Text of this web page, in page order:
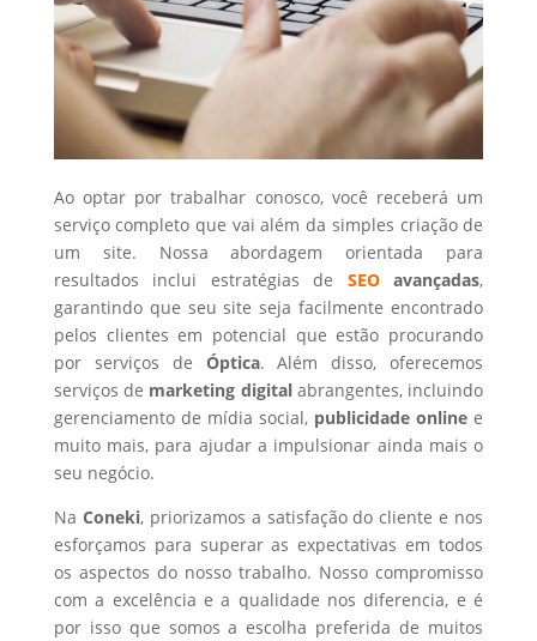
Ao optar por trabalhar conosco, você receberá um
serviço completo que vai além da simples criação de
um site. Nossa abordagem orientada para
resultados inclui estratégias de SEOavançadas,
garantindo que seu site seja facilmente encontrado
pelos clientes em potencial que estão procurando
por serviços de Óptica. Além disso, oferecemos
serviços de marketing digital abrangentes, incluindo
gerenciamento de mídia social, publicidade online e
muito mais, para ajudar a impulsionar ainda mais o
seu negócio.
Na Coneki, priorizamos a satisfação do cliente e nos
esforçamos para superar as expectativas em todos
os aspectos do nosso trabalho. Nosso compromisso
com a excelência e a qualidade nos diferencia, e é
por isso que somos a escolha preferida de muitos